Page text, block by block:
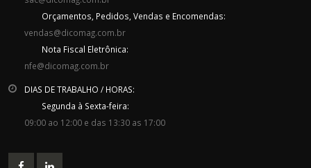
Orçamentos, Pedidos, Vendas e Encomendas:
vendas@dicomag.com.br
Nota Fiscal Eletrônica:
nfe@dicomag.com.br
DIAS DE TRABALHO / HORAS:
Segunda à Sexta-feira:
09:00 ao 12:00 e das 13:30 as 17:00